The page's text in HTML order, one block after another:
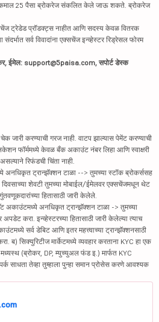
25 पैसा ब्रोकरेज संकलित केले जाऊ शकते. ब्रोकरेज
ट्रेडेड प्रॉडक्ट्स नाहीत आणि सदस्य केवळ वितरक
सर्व विवादांना एक्सचेंज इन्व्हेस्टर रिड्रेसल फोरम
ईमेल: support@5paisa.com, सपोर्ट डेस्क
जारी करण्याची गरज नाही. वाटप झाल्यास पेमेंट करण्याची
फॉर्ममध्ये केवळ बँक अकाउंट नंबर लिहा आणि स्वाक्षरी
रिफंडची चिंता नाही.
ट्रान्झॅक्शन टाळा --> तुमच्या स्टॉक ब्रोकर्ससह
शेवटी तुमच्या मोबाईल/ईमेलवर एक्सचेंजमधून थेट
हितासाठी जारी केलेले.
अकाउंटमध्ये अनधिकृत ट्रान्झॅक्शन टाळा -> तुमच्या
करा. इन्व्हेस्टरच्या हितासाठी जारी केलेल्या त्याच
सर्व डेबिट आणि इतर महत्त्वाच्या ट्रान्झॅक्शनसाठी
ब) सिक्युरिटीज मार्केटमध्ये व्यवहार करताना KYC हा एक
(ब्रोकर, DP, म्युच्युअल फंड इ.) मार्फत KYC
साधता तेव्हा तुम्हाला पुन्हा समान प्रोसेस करणे आवश्यक